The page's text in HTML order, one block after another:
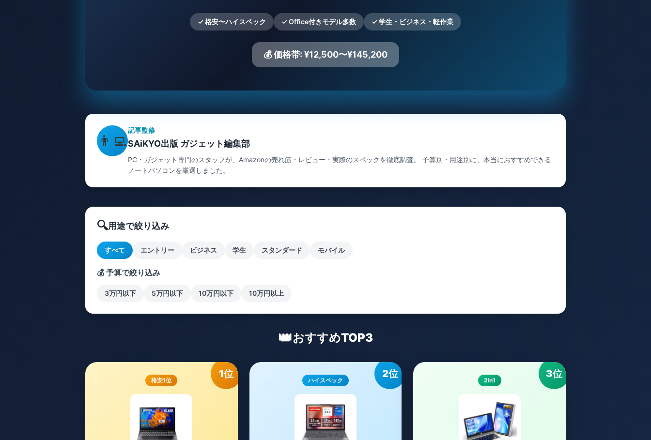
✓ 格安〜ハイスペック ✓ Office付きモデル多数 ✓ 学生・ビジネス・軽作業
💰 価格帯: ¥12,500〜¥145,200
👨‍💻
記事監修
SAiKYO出版 ガジェット編集部
PC・ガジェット専門のスタッフが、Amazonの売れ筋・レビュー・実際のスペックを徹底調査。 予算別・用途別に、本当におすすめできる
ノートパソコンを厳選しました。
🔍用途で絞り込み
すべて エントリー ビジネス 学生 スタンダード モバイル
💰 予算で絞り込み
3万円以下 5万円以下 10万円以下 10万円以上
👑おすすめTOP3
1位
格安1位
2位
ハイスペック
3位
2in1